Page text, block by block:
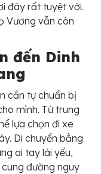
đây rất tuyệt vời.
Vương vẫn còn
đến Dinh
cần tự chuẩn bị
mình. Từ trung
lựa chọn đi xe
Di chuyển bằng
ai tay lái yếu,
đường nguy